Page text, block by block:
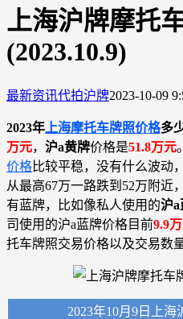
上海沪牌摩托
(2023.10.9)
最新资讯代拍沪牌2023-10-09
2023年 上海摩托车牌照价格多
万元， 沪a黄牌价格是51.8万元
价格比较平稳，没有什么波动
从最高67万一路跌到52万附近
有蓝牌，比如像私人使用的沪a
司使用的沪a蓝牌价格目前9.9
托车牌照交易价格以及交易数
2023年10月9日上